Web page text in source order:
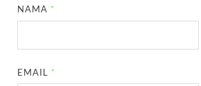
NAMA *
EMAIL *